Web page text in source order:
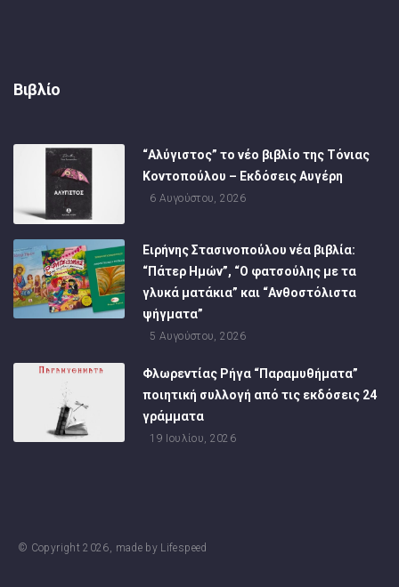
Βιβλίο
“Αλύγιστος” το νέο βιβλίο της Τόνιας
Κοντοπούλου – Εκδόσεις Αυγέρη
6 Αυγούστου, 2026
Ειρήνης Στασινοπούλου νέα βιβλία:
“Πάτερ Ημών”, “Ο φατσούλης με τα
γλυκά ματάκια” και “Ανθοστόλιστα
ψήγματα”
5 Αυγούστου, 2026
Φλωρεντίας Ρήγα “Παραμυθήματα”
ποιητική συλλογή από τις εκδόσεις 24
γράμματα
19 Ιουλίου, 2026
© Copyright2026 , made by Lifespeed